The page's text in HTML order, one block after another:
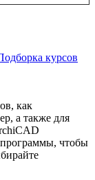
курсов
как
а также для
чтобы